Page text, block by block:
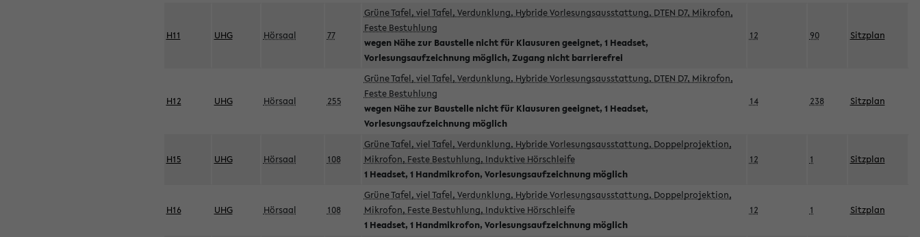
H11 UHG Hörsaal 77
Grüne Tafel, viel Tafel, Verdunklung, Hybride Vorlesungsausstattung, DTEN D7, Mikrofon,
Feste Bestuhlung
wegen Nähe zur Baustelle nicht für Klausuren geeignet, 1 Headset,
Vorlesungsaufzeichnung möglich, Zugang nicht barrierefrei
12 90 Sitzplan
H12 UHG Hörsaal 255
Grüne Tafel, viel Tafel, Verdunklung, Hybride Vorlesungsausstattung, DTEN D7, Mikrofon,
Feste Bestuhlung
wegen Nähe zur Baustelle nicht für Klausuren geeignet, 1 Headset,
Vorlesungsaufzeichnung möglich
14 238 Sitzplan
H15 UHG Hörsaal 108
Grüne Tafel, viel Tafel, Verdunklung, Hybride Vorlesungsausstattung, Doppelprojektion,
Mikrofon, Feste Bestuhlung, Induktive Hörschleife
1 Headset, 1 Handmikrofon, Vorlesungsaufzeichnung möglich
12 1 Sitzplan
H16 UHG Hörsaal 108
Grüne Tafel, viel Tafel, Verdunklung, Hybride Vorlesungsausstattung, Doppelprojektion,
Mikrofon, Feste Bestuhlung, Induktive Hörschleife
1 Headset, 1 Handmikrofon, Vorlesungsaufzeichnung möglich
12 1 Sitzplan